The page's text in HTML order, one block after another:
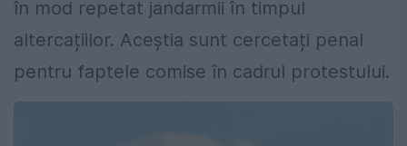
în mod repetat jandarmii în timpul
altercațiilor. Aceștia sunt cercetați penal
pentru faptele comise în cadrul protestului.